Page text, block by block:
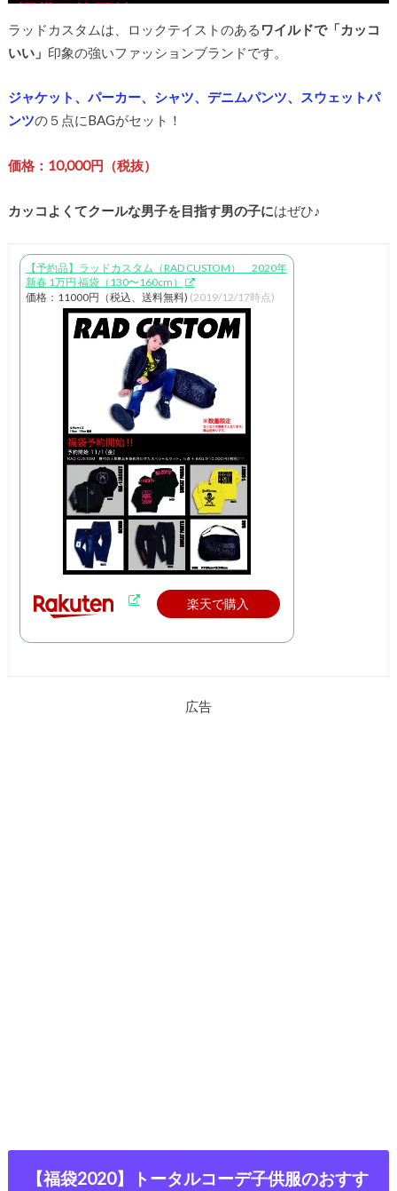
ラッドカスタムは、ロックテイストのある ワイルドで「カッコ
いい」 印象の強いファッションブランドです。
ジャケット、パーカー、シャツ、デニムパンツ、スウェットパ
ンツの５点にBAGがセット！
価格：10,000円（税抜）
カッコよくてクールな男子を目指す男の子にはぜひ♪
【予約品】ラッドカスタム（RAD CUSTOM） 2020年
新春 1万円 福袋（130〜160cm）
価格：11000円（税込、送料無料) (2019/12/17時点)
楽天で購入
広告
【福袋2020】トータルコーデ子供服のおすす